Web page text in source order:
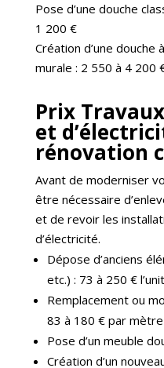
Pose d’une douche
1 200 €
Création d’une douche
murale : 2 550 à 4 200
Prix
et
rénovation
Avant de moderniser
être nécessaire
et de revoir les
d’électricité.
Dépose d’anciens
etc.) : 73 à 250 €
Remplacement ou
83 à 180 € par
Pose d’un meuble
Création d’un